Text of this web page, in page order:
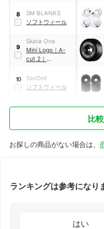
8
SM BLANKS
ソフトウィール
9
Skate One
Mini Logo ｜ A-
cut 2 ｜
0X4
10
SanDoll
ソフトウィール
比
お探しの商品がない場合は、
ランキングは参考になり
はい